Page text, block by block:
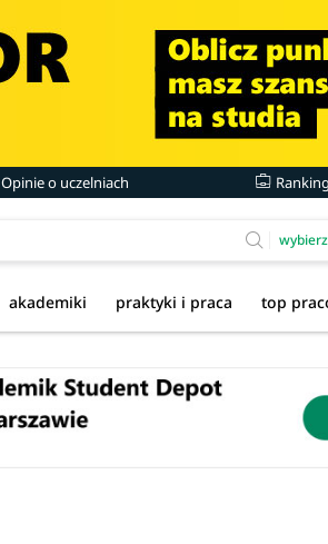
Opinie o uczelniach
akademiki praktyki i praca top